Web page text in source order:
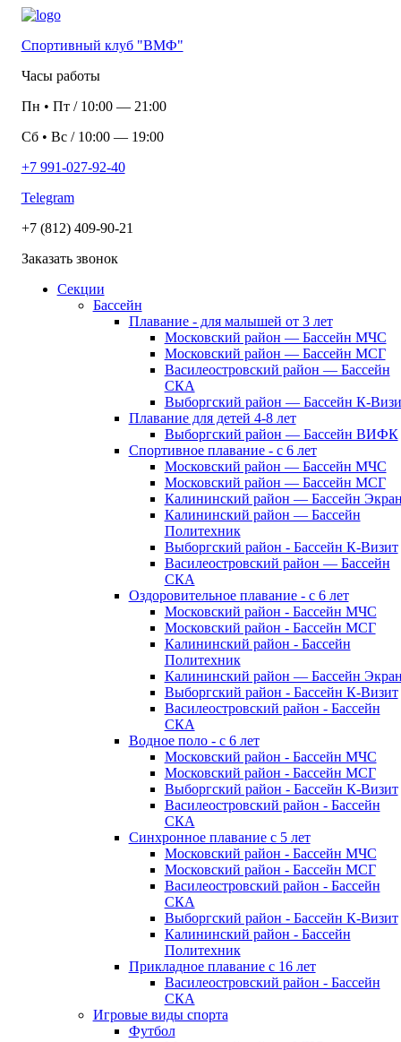
Спортивный клуб "ВМФ"
Часы работы
Пн • Пт/ 10:00— 21:00
Сб• Вс/ 10:00— 19:00
+7 991-027-92-40
Telegram
+7 (812) 409-90-21
Заказать звонок
Секции
Бассейн
Плавание - для малышей от 3 лет
Московский район — Бассейн МЧС
Московский район — Бассейн МСГ
Василеостровский район — Бассейн
СКА
Выборгский район — Бассейн К-
Плавание для детей 4-8 лет
Выборгский район — Бассейн ВИФК
Спортивное плавание - с 6 лет
Московский район — Бассейн МЧС
Московский район — Бассейн МСГ
Калининский район — Бассейн
Калининский район — Бассейн
Политехник
Выборгский район - Бассейн К-Визит
Василеостровский район — Бассейн
СКА
Оздоровительное плавание - с 6 лет
Московский район - Бассейн МЧС
Московский район - Бассейн МСГ
Калининский район - Бассейн
Политехник
Калининский район — Бассейн
Выборгский район - Бассейн К-Визит
Василеостровский район - Бассейн
СКА
Водное поло - с 6 лет
Московский район - Бассейн МЧС
Московский район - Бассейн МСГ
Выборгский район - Бассейн К-Визит
Василеостровский район - Бассейн
СКА
Синхронное плавание с 5 лет
Московский район - Бассейн МЧС
Московский район - Бассейн МСГ
Василеостровский район - Бассейн
СКА
Выборгский район - Бассейн К-Визит
Калининский район - Бассейн
Политехник
Прикладное плавание с 16 лет
Василеостровский район - Бассейн
СКА
Игровые виды спорта
Футбол